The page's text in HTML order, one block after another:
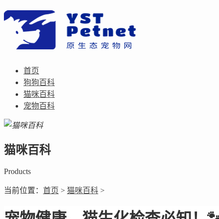
首页
狗狗百科
猫咪百科
宠物百科
猫咪百科
Products
当前位置： 首页 > 猫咪百科 >